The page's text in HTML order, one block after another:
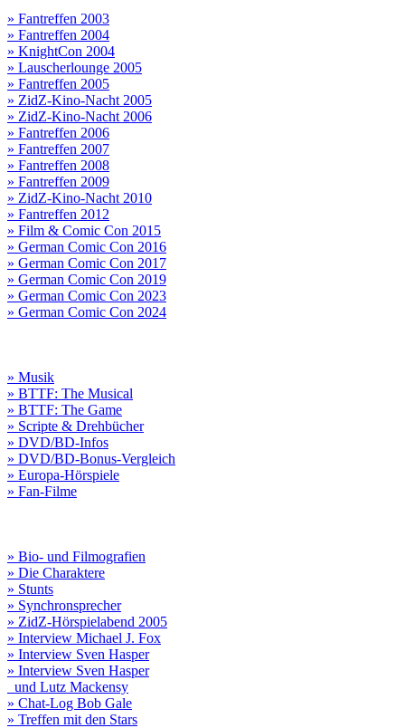
» Fantreffen 2003
» Fantreffen 2004
» KnightCon 2004
» Lauscherlounge 2005
» Fantreffen 2005
» ZidZ-Kino-Nacht 2005
» ZidZ-Kino-Nacht 2006
» Fantreffen 2006
» Fantreffen 2007
» Fantreffen 2008
» Fantreffen 2009
» ZidZ-Kino-Nacht 2010
» Fantreffen 2012
» Film & Comic Con 2015
» German Comic Con 2016
» German Comic Con 2017
» German Comic Con 2019
» German Comic Con 2023
» German Comic Con 2024
» Musik
» BTTF: The Musical
» BTTF: The Game
» Scripte & Drehbücher
» DVD/BD-Infos
» DVD/BD-Bonus-Vergleich
» Europa-Hörspiele
» Fan-Filme
» Bio- und Filmografien
» Die Charaktere
» Stunts
» Synchronsprecher
» ZidZ-Hörspielabend 2005
» Interview Michael J. Fox
» Interview Sven Hasper
» Interview Sven Hasper
und Lutz Mackensy
» Chat-Log Bob Gale
» Treffen mit den Stars